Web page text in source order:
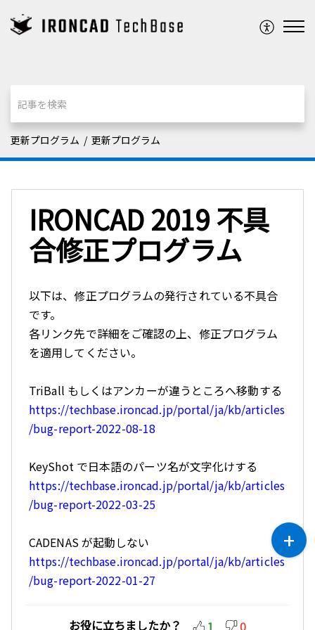
更新プログラム 更新プログラム
IRONCAD 2019 不具
合修正プログラム
以下は、修正プログラムの発行されている不具合
です。
各リンク先で詳細をご確認の上、修正プログラム
を適用してください。
TriBall もしくはアンカーが違うところへ移動する
https://techbase.ironcad.jp/portal/ja/kb/articles
/bug-report-2022-08-18
KeyShot で日本語のパーツ名が文字化けする
https://techbase.ironcad.jp/portal/ja/kb/articles
/bug-report-2022-03-25
CADENAS が起動しない
https://techbase.ironcad.jp/portal/ja/kb/articles
/bug-report-2022-01-27
お役に立ちましたか？